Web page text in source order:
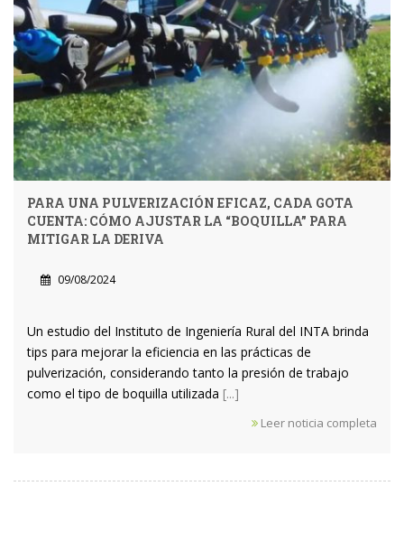
PARA UNA PULVERIZACIÓN EFICAZ, CADA GOTA
CUENTA: CÓMO AJUSTAR LA “BOQUILLA” PARA
MITIGAR LA DERIVA
09/08/2024
Un estudio del Instituto de Ingeniería Rural del INTA brinda
tips para mejorar la eficiencia en las prácticas de
pulverización, considerando tanto la presión de trabajo
como el tipo de boquilla utilizada [...]
Leer noticia completa